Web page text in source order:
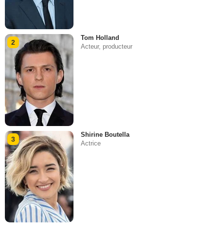
2
Tom Holland
Acteur, producteur
3
Shirine Boutella
Actrice